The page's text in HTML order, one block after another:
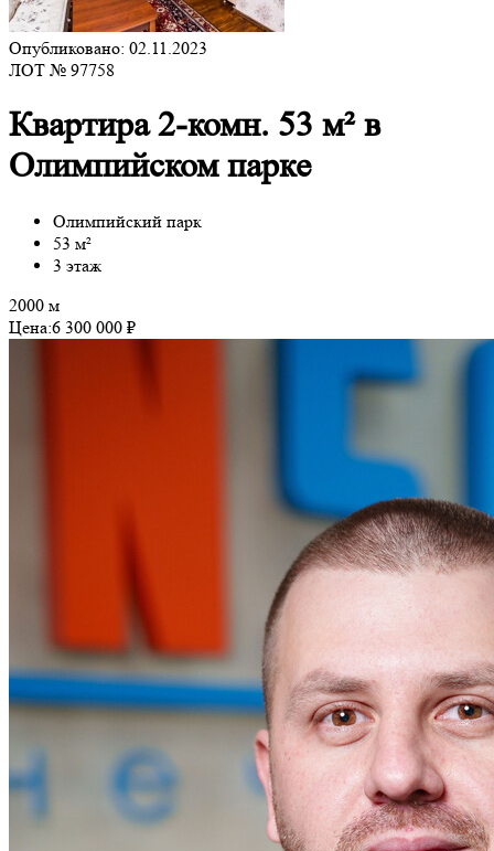
Опубликовано: 02.11.2023
ЛОТ № 97758
Квартира 2-комн. 53 м² в
Олимпийском парке
Олимпийский парк
53 м²
3 этаж
2000 м
Цена:6 300 000 ₽